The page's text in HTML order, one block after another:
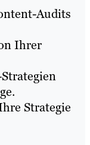
Audits
Ihrer
Strategie